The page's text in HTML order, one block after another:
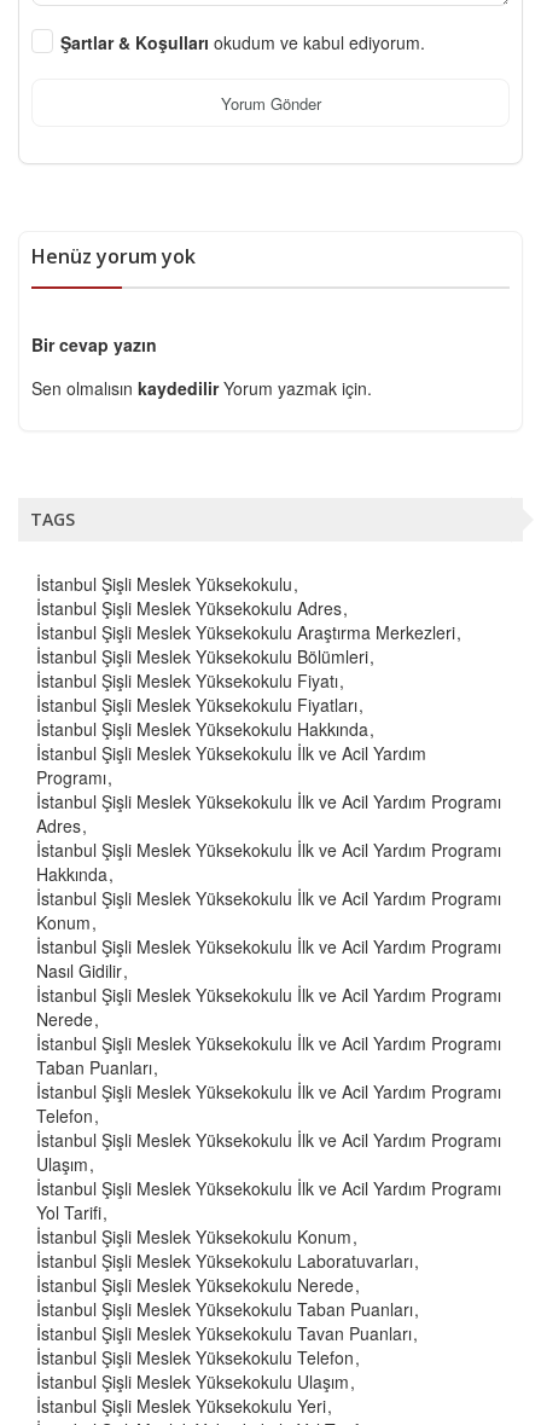
Şartlar & Koşulları okudum ve kabul ediyorum.
Yorum Gönder
Henüz yorum yok
Bir cevap yazın
Sen olmalısın kaydedilirYorum yazmak için.
TAGS
İstanbul Şişli Meslek Yüksekokulu
İstanbul Şişli Meslek Yüksekokulu Adres
İstanbul Şişli Meslek Yüksekokulu Araştırma Merkezleri
İstanbul Şişli Meslek Yüksekokulu Bölümleri
İstanbul Şişli Meslek Yüksekokulu Fiyatı
İstanbul Şişli Meslek Yüksekokulu Fiyatları
İstanbul Şişli Meslek Yüksekokulu Hakkında
İstanbul Şişli Meslek Yüksekokulu İlk ve Acil Yardım
Programı
İstanbul Şişli Meslek Yüksekokulu İlk ve Acil Yardım Programı
Adres
İstanbul Şişli Meslek Yüksekokulu İlk ve Acil Yardım Programı
Hakkında
İstanbul Şişli Meslek Yüksekokulu İlk ve Acil Yardım Programı
Konum
İstanbul Şişli Meslek Yüksekokulu İlk ve Acil Yardım Programı
Nasıl Gidilir
İstanbul Şişli Meslek Yüksekokulu İlk ve Acil Yardım Programı
Nerede
İstanbul Şişli Meslek Yüksekokulu İlk ve Acil Yardım Programı
Taban Puanları
İstanbul Şişli Meslek Yüksekokulu İlk ve Acil Yardım Programı
Telefon
İstanbul Şişli Meslek Yüksekokulu İlk ve Acil Yardım Programı
Ulaşım
İstanbul Şişli Meslek Yüksekokulu İlk ve Acil Yardım Programı
Yol Tarifi
İstanbul Şişli Meslek Yüksekokulu Konum
İstanbul Şişli Meslek Yüksekokulu Laboratuvarları
İstanbul Şişli Meslek Yüksekokulu Nerede
İstanbul Şişli Meslek Yüksekokulu Taban Puanları
İstanbul Şişli Meslek Yüksekokulu Tavan Puanları
İstanbul Şişli Meslek Yüksekokulu Telefon
İstanbul Şişli Meslek Yüksekokulu Ulaşım
İstanbul Şişli Meslek Yüksekokulu Yeri